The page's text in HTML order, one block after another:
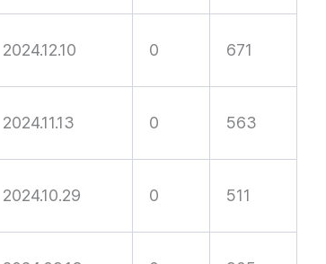
2024.12.10 0 671
2024.11.13 0 563
2024.10.29 0 511